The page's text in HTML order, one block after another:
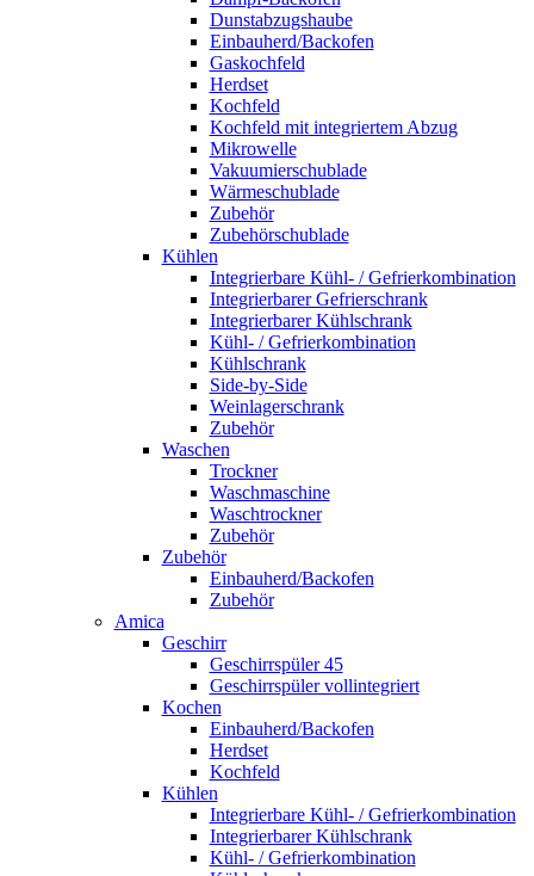
Dunstabzugshaube
Einbauherd/Backofen
Gaskochfeld
Herdset
Kochfeld
Kochfeld mit integriertem Abzug
Mikrowelle
Vakuumierschublade
Wärmeschublade
Zubehör
Zubehörschublade
Kühlen
Integrierbare Kühl- / Gefrierkombination
Integrierbarer Gefrierschrank
Integrierbarer Kühlschrank
Kühl- / Gefrierkombination
Kühlschrank
Side-by-Side
Weinlagerschrank
Zubehör
Waschen
Trockner
Waschmaschine
Waschtrockner
Zubehör
Zubehör
Einbauherd/Backofen
Zubehör
Amica
Geschirr
Geschirrspüler 45
Geschirrspüler vollintegriert
Kochen
Einbauherd/Backofen
Herdset
Kochfeld
Kühlen
Integrierbare Kühl- / Gefrierkombination
Integrierbarer Kühlschrank
Kühl- / Gefrierkombination